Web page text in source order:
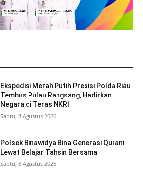
Ekspedisi Merah Putih Presisi Polda Riau
Tembus Pulau Rangsang, Hadirkan
Negara di Teras NKRI
Sabtu, 8 Agustus 2026
Polsek Binawidya Bina Generasi Qurani
Lewat Belajar Tahsin Bersama
Sabtu, 8 Agustus 2026